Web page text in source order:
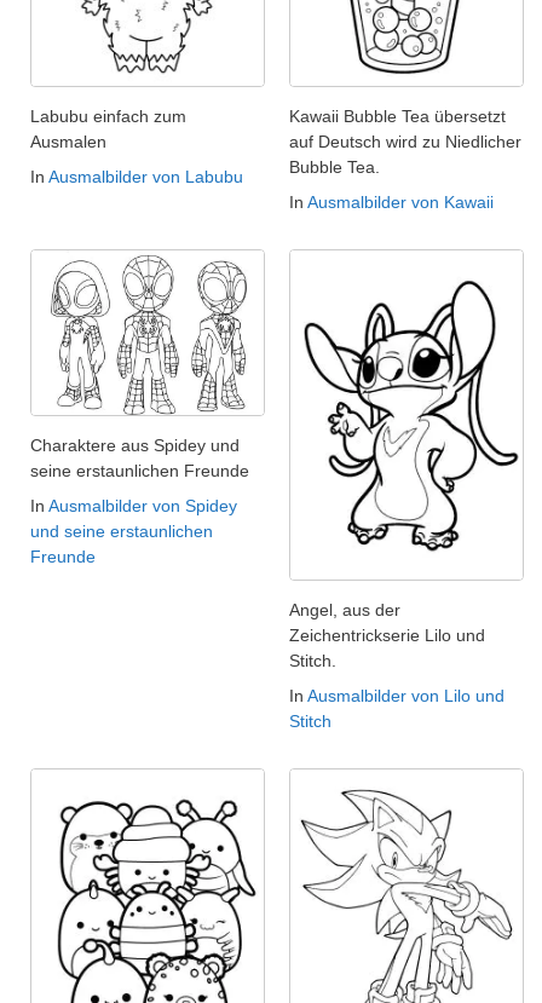
Labubu einfach zum
Ausmalen
In Ausmalbilder von Labubu
Kawaii Bubble Tea übersetzt
auf Deutsch wird zu Niedlicher
Bubble Tea.
In Ausmalbilder von Kawaii
Charaktere aus Spidey und
seine erstaunlichen Freunde
In Ausmalbilder von Spidey
und seine erstaunlichen
Freunde
Angel, aus der
Zeichentrickserie Lilo und
Stitch.
In Ausmalbilder von Lilo und
Stitch